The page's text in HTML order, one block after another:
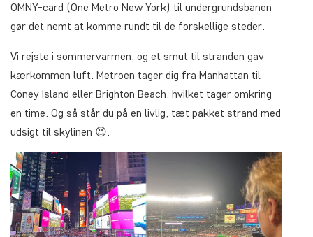
OMNY-card (One Metro New York) til undergrundsbanen
gør det nemt at komme rundt til de forskellige steder.
Vi rejste i sommervarmen, og et smut til stranden gav
kærkommen luft. Metroen tager dig fra Manhattan til
Coney Island eller Brighton Beach, hvilket tager omkring
en time. Og så står du på en livlig, tæt pakket strand med
udsigt til skylinen 😉.